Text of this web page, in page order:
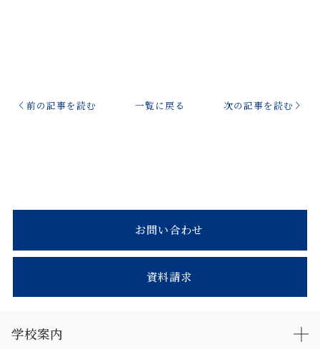
前の記事を読む 一覧に戻る 次の記事を読む
お問い合わせ
資料請求
学校案内